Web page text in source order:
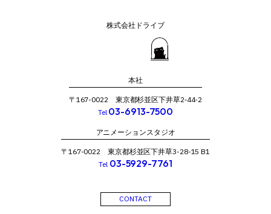
株式会社ドライブ
本社
〒167-0022 東京都杉並区下井草2‐44-2
Tel 03-6913-7500
アニメーションスタジオ
〒167-0022 東京都杉並区下井草3-28-15 B1
Tel 03-5929-7761
CONTACT